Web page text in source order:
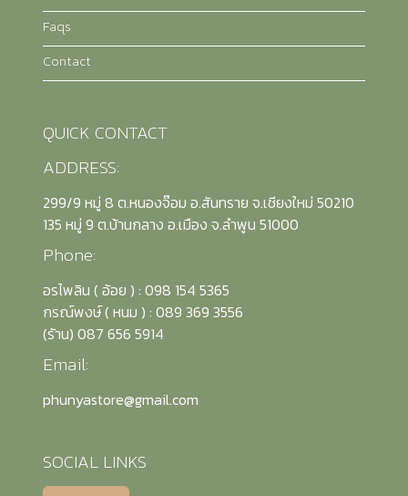
Faqs
Contact
QUICK CONTACT
ADDRESS:
299/9 หมู่ 8 ต.หนองจ๊อม อ.สันทราย จ.เชียงใหม่ 50210
135 หมู่ 9 ต.บ้านกลาง อ.เมือง จ.ลำพูน 51000
Phone:
อรไพลิน ( อ้อย ) : 098 154 5365
กรณ์พงษ์ ( หนม ) : 089 369 3556
(รัาน) 087 656 5914
Email:
phunyastore@gmail.com
SOCIAL LINKS